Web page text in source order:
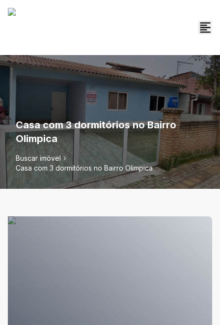
Casa com 3 dormitórios no Bairro
Olimpica
Buscar imóvel
Casa com 3 dormitórios no Bairro Olimpica